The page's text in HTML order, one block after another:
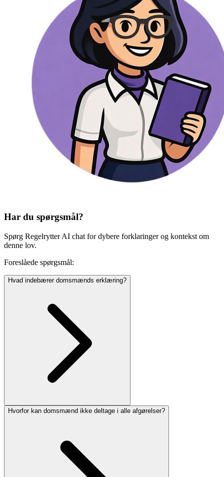
Har du spørgsmål?
Spørg Regelrytter AI chat for dybere forklaringer og kontekst om
denne lov.
Foreslåede spørgsmål:
Hvad indebærer domsmænds erklæring?
Hvorfor kan domsmænd ikke deltage i alle afgørelser?